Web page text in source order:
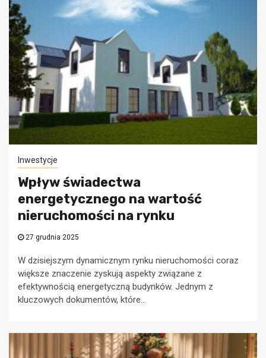
Inwestycje
Wpływ świadectwa
energetycznego na wartość
nieruchomości na rynku
27 grudnia 2025
W dzisiejszym dynamicznym rynku nieruchomości coraz
większe znaczenie zyskują aspekty związane z
efektywnością energetyczną budynków. Jednym z
kluczowych dokumentów, które...